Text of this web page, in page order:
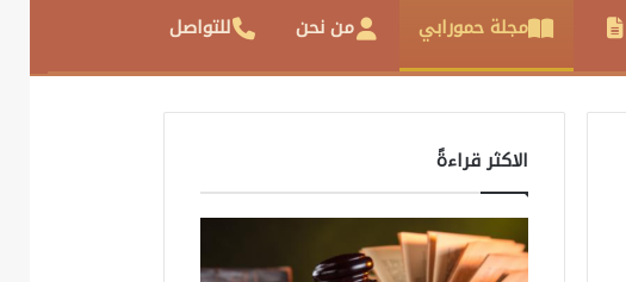
مجلة حمورابي من نحن للتواصل
الاكثر قراءةً